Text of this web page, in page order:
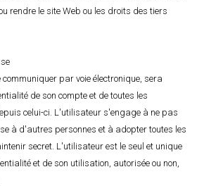
rendre le site Web ou les droits des tiers
par voie électronique, sera
de son compte et de toutes les
celui-ci. L'utilisateur s'engage à ne pas
à d'autres personnes et à adopter toutes les
secret. L'utilisateur est le seul et unique
et de son utilisation, autorisée ou non,